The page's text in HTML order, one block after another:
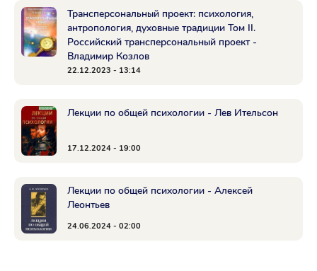
Трансперсональный проект: психология,
антропология, духовные традиции Том II.
Российский трансперсональный проект -
Владимир Козлов
22.12.2023 - 13:14
Лекции по общей психологии - Лев Ительсон
17.12.2024 - 19:00
Лекции по общей психологии - Алексей
Леонтьев
24.06.2024 - 02:00